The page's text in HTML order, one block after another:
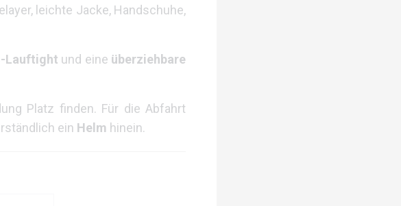
leichte Jacke, Handschuhe,
Lauftight und eine überziehbare
Platz finden. Für die Abfahrt
ein Helm hinein.